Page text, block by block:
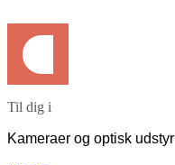
Til dig i
Kameraer og optisk udstyr